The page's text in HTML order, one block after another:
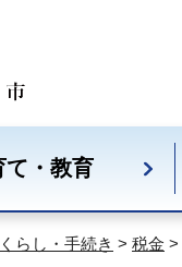
て・教育
くらし・手続き > 税金 >